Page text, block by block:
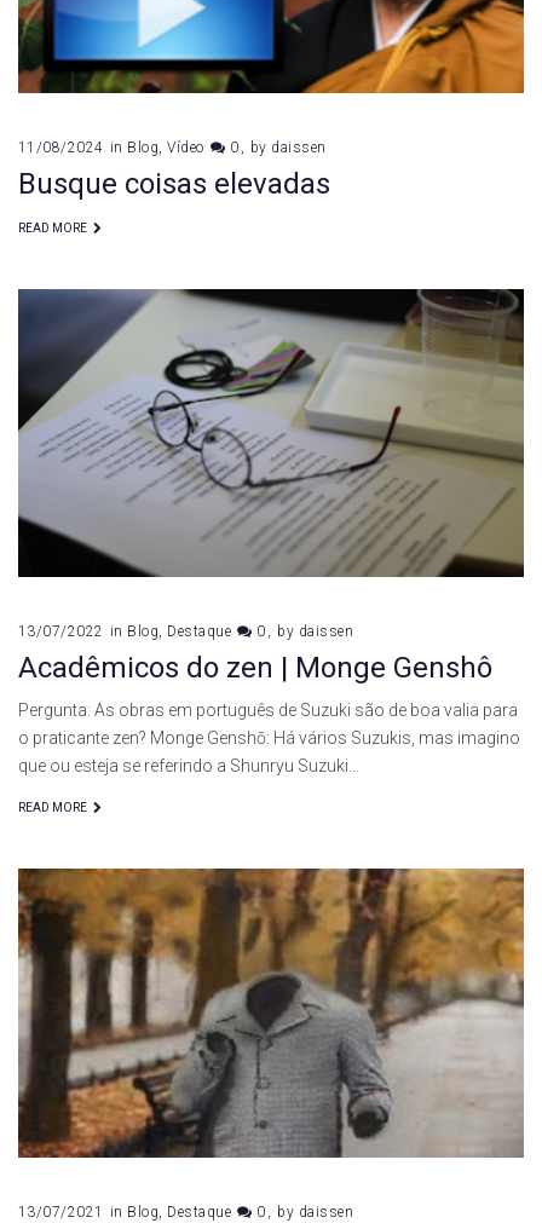
11/08/2024 in Blog ,Vídeo 0 by daissen
Busque coisas elevadas
READ MORE
13/07/2022 in Blog, Destaque 0 by daissen
Acadêmicos do zen | Monge Genshô
Pergunta: As obras em português de Suzuki são de boa valia para
o praticante zen? Monge Genshō: Há vários Suzukis, mas imagino
que ou esteja se referindo a Shunryu Suzuki…
READ MORE
13/07/2021 in Blog, Destaque 0 by daissen